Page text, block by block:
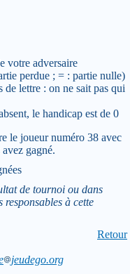
votre adversaire
perdue ; = : partie nulle)
lettre : on ne sait pas qui
le handicap est de 0
le joueur numéro 38 avec
gagné.
de tournoi ou dans
à cette
Retour
jeudego.org